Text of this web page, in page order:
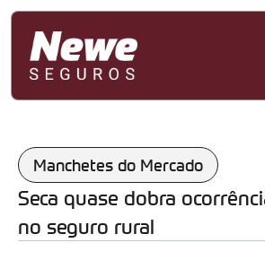
Manchetes do Mercado
Seca quase dobra
no seguro rural